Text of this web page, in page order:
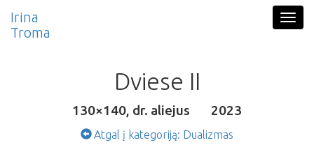
Irina
Troma
Dviese II
130×140, dr. aliejus 2023
Atgal į kategoriją: Dualizmas